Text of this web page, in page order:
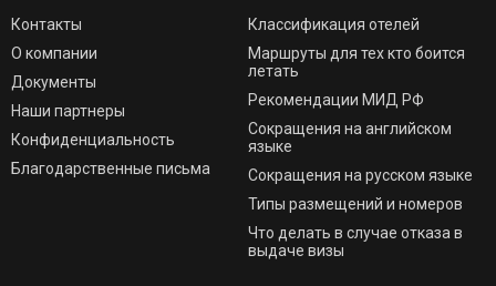
Контакты
О компании
Документы
Наши партнеры
Конфиденциальность
Благодарственные письма
Классификация отелей
Маршруты для тех кто боится
летать
Рекомендации МИД РФ
Сокращения на английском
языке
Сокращения на русском языке
Типы размещений и номеров
Что делать в случае отказа в
выдаче визы